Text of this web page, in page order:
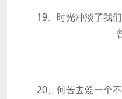
19、时光冲淡了我们
20、何苦去爱一个不